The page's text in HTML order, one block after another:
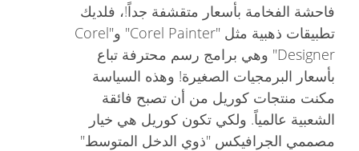
فاحشة الفخامة بأسعار متقشفة جداً!، فلديك
تطبيقات ذهبية مثل "Corel Painter" و"Corel
Designer" وهي برامج رسم محترفة تباع
بأسعار البرمجيات الصغيرة! وهذه السياسة
مكنت منتجات كوريل من أن تصبح فائقة
الشعبية عالمياً. ولكي تكون كوريل هي خيار
مصممي الجرافيكس "ذوي الدخل المتوسط"